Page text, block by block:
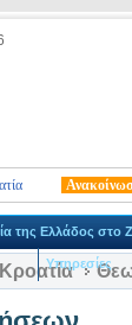
Ανακοίνωση:
της Ελλάδος στο
Υπηρεσίες